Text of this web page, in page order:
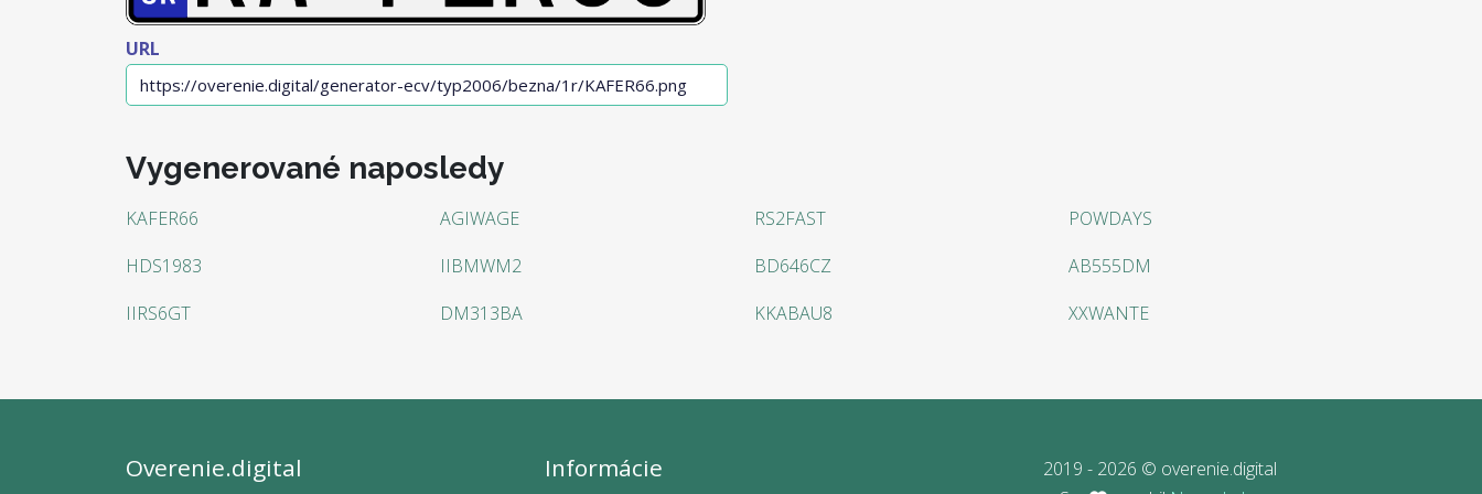
URL
Vygenerované naposledy
KAFER66 AGIWAGE RS2FAST
POWDAYS
HDS1983
IIBMWM2 BD646CZ
AB555DM
IIRS6GT
DM313BA KKABAU8 XXWANTE
Overenie.digital Informácie
2019 - 2026 © overenie.digital